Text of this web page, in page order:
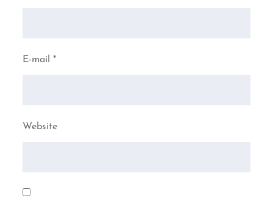
E-mail*
Website